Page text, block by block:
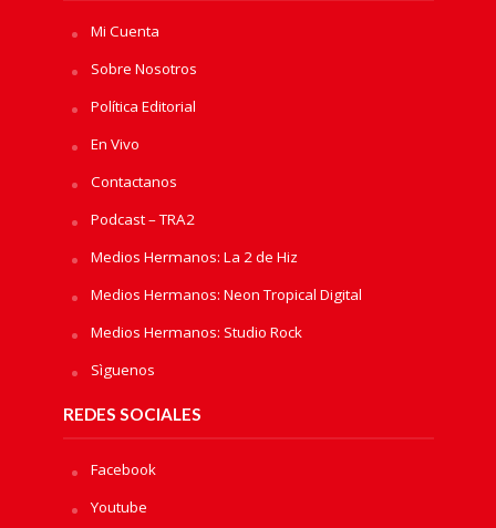
Mi Cuenta
Sobre Nosotros
Política Editorial
En Vivo
Contactanos
Podcast – TRA2
Medios Hermanos: La 2 de Hiz
Medios Hermanos: Neon Tropical Digital
Medios Hermanos: Studio Rock
Sìguenos
REDES SOCIALES
Facebook
Youtube